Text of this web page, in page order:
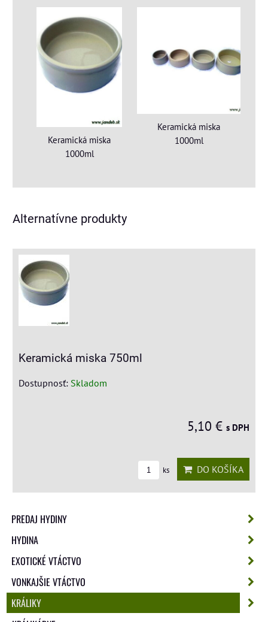
Keramická miska
1000ml
Keramická miska
1000ml
Alternatívne produkty
Keramická miska 750ml
Dostupnosť: Skladom
5,10 € s DPH
ks DO KOŠÍKA
PREDAJ HYDINY
HYDINA
EXOTICKÉ VTÁCTVO
VONKAJŠIE VTÁCTVO
KRÁLIKY